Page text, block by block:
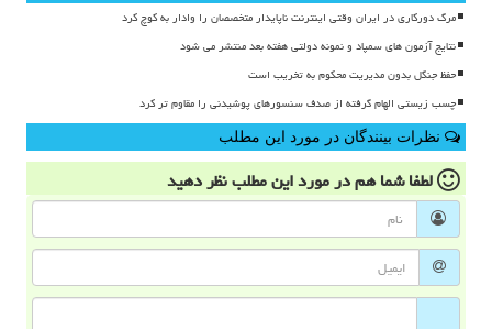
مرگ دورکاری در ایران وقتی اینترنت ناپایدار متخصصان را وادار به کوچ کرد
نتایج آزمون های سمپاد و نمونه دولتی هفته بعد منتشر می شود
حفظ جنگل بدون مدیریت محکوم به تخریب است
چسب زیستی الهام گرفته از صدف سنسورهای پوشیدنی را مقاوم تر کرد
نظرات بینندگان در مورد این مطلب
لطفا شما همدر مورد این مطلبنظر دهید